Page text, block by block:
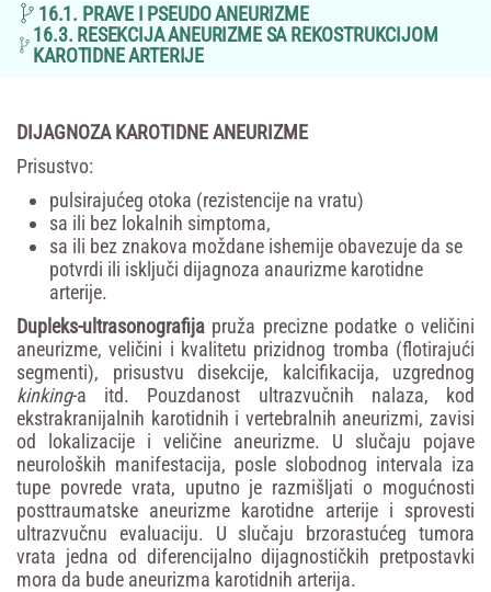
16.1. PRAVE I PSEUDO ANEURIZME
16.3. RESEKCIJA ANEURIZME SA REKOSTRUKCIJOM
KAROTIDNE ARTERIJE
DIJAGNOZA KAROTIDNE ANEURIZME
Prisustvo:
pulsirajućeg otoka (rezistencije na vratu)
sa ili bez lokalnih simptoma,
sa ili bez znakova moždane ishemije obavezuje da se
potvrdi ili isključi dijagnoza anaurizme karotidne
arterije.
Dupleks-ultrasonografija pruža precizne podatke o veličini
aneurizme, veličini i kvalitetu prizidnog tromba (flotirajući
segmenti), prisustvu disekcije, kalcifikacija, uzgrednog
kinking-a itd. Pouzdanost ultrazvučnih nalaza, kod
ekstrakranijalnih karotidnih i vertebralnih aneurizmi, zavisi
od lokalizacije i veličine aneurizme. U slučaju pojave
neuroloških manifestacija, posle slobodnog intervala iza
tupe povrede vrata, uputno je razmišljati o mogućnosti
posttraumatske aneurizme karotidne arterije i sprovesti
ultrazvučnu evaluaciju. U slučaju brzorastućeg tumora
vrata jedna od diferencijalno dijagnostičkih pretpostavki
mora da bude aneurizma karotidnih arterija.